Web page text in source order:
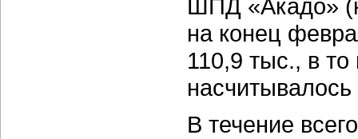
ШПД «Акадо»
на конец
110,9 тыс., в
В течение